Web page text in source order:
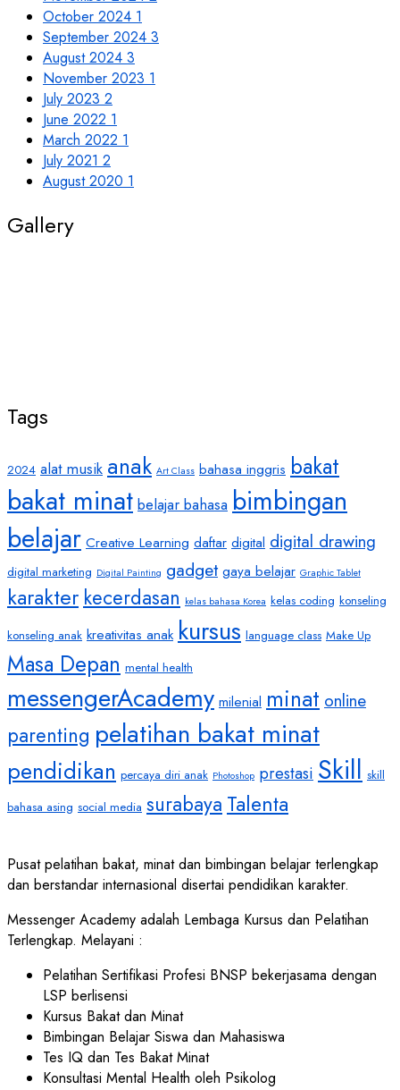
October 2024 1
September 2024 3
August 2024 3
November 2023 1
July 2023 2
June 2022 1
March 2022 1
July 2021 2
August 2020 1
Gallery
Tags
2024 alat musik anak Art Class bahasa inggris bakat
bakat minat belajar bahasa bimbingan
belajar Creative Learning daftar digital digital drawing
digital marketing Digital Painting gadget gaya belajar Graphic Tablet
karakter kecerdasan kelas bahasa Korea kelas coding konseling
konseling anak kreativitas anak kursus language class Make Up
Masa Depan mental health
messengerAcademy milenial minat online
parenting pelatihan bakat minat
pendidikan percaya diri anak Photoshop prestasi Skill skill
bahasa asing social media surabaya Talenta
Pusat pelatihan bakat, minat dan bimbingan belajar terlengkap
dan berstandar internasional disertai pendidikan karakter.
Messenger Academy adalah Lembaga Kursus dan Pelatihan
Terlengkap. Melayani :
Pelatihan Sertifikasi Profesi BNSP bekerjasama dengan
LSP berlisensi
Kursus Bakat dan Minat
Bimbingan Belajar Siswa dan Mahasiswa
Tes IQ dan Tes Bakat Minat
Konsultasi Mental Health oleh Psikolog